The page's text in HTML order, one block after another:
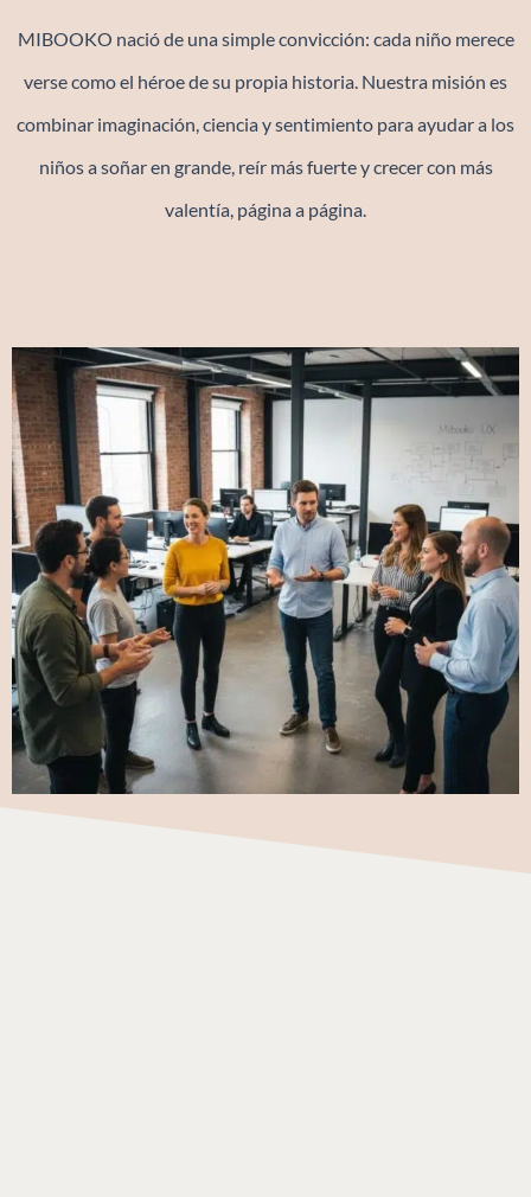
MIBOOKO nació de una simple convicción: cada niño merece
verse como el héroe de su propia historia. Nuestra misión es
combinar imaginación, ciencia y sentimiento para ayudar a los
niños a soñar en grande, reír más fuerte y crecer con más
valentía, página a página.